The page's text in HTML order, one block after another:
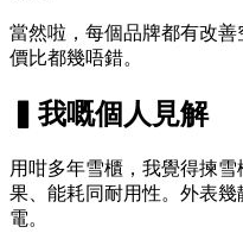
當然啦，每個品牌都有改
價比都幾唔錯。
▍我嘅個人見解
用咁多年雪櫃，我覺得揀
果、能耗同耐用性。外表
電。